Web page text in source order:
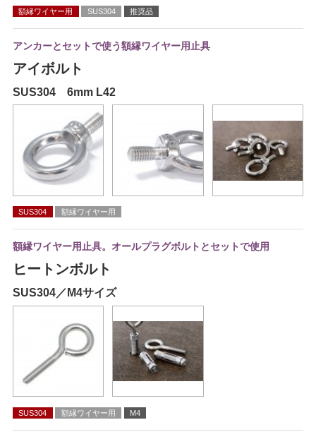
額縁ワイヤー用 SUS304 推奨品
アンカーとセットで使う額縁ワイヤー用止具
アイボルト
SUS304 6mm L42
SUS304 額縁ワイヤー用
額縁ワイヤー用止具。オールプラグボルトとセットで使用
ヒートンボルト
SUS304／M4サイズ
SUS304 額縁ワイヤー用 M4